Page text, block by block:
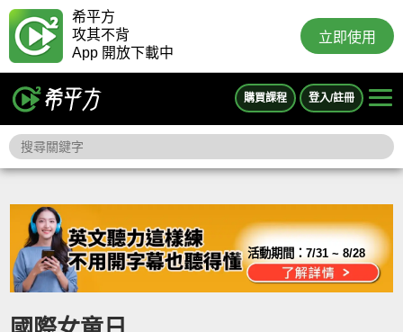
希平方
攻其不背
App 開放下載中
立即使用
購買課程 登入/註冊
活動期間：7/31 ~ 8/28